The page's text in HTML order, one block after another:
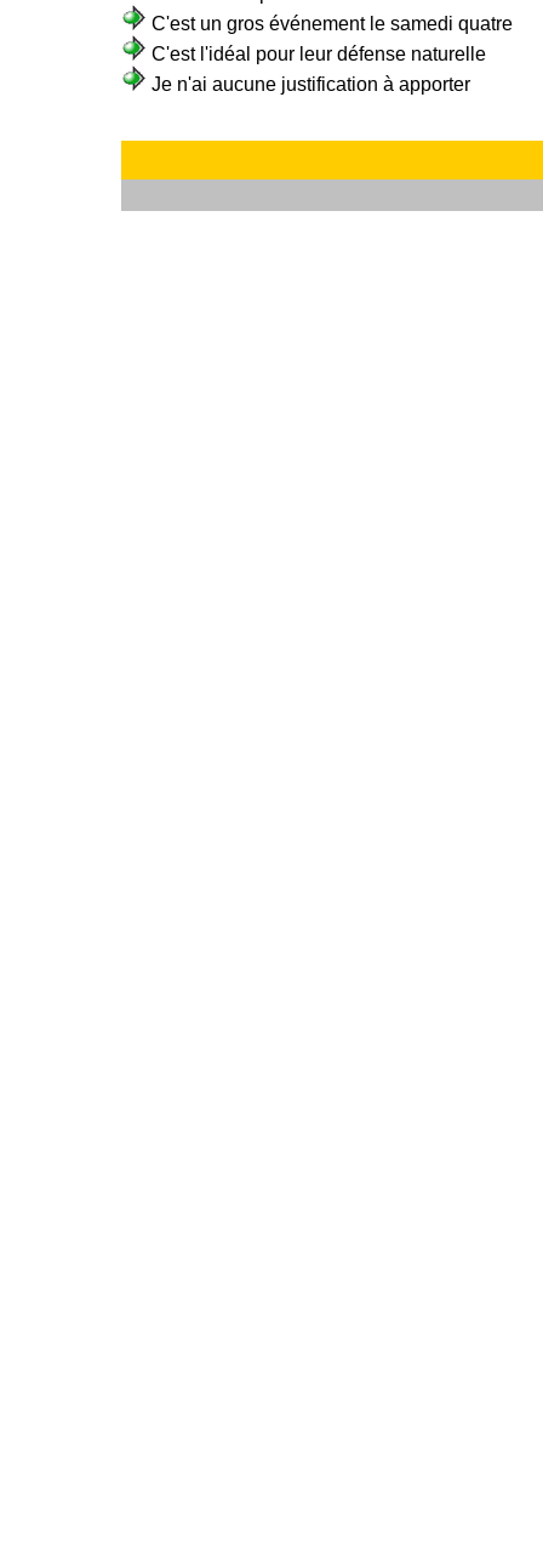
C'est un gros événement le samedi quatre
C'est l'idéal pour leur défense naturelle
Je n'ai aucune justification à apporter